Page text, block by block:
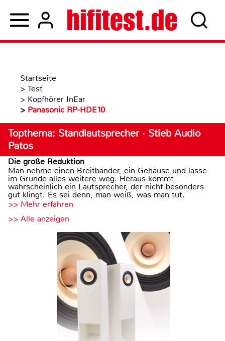
Startseite
> Test
> Kopfhörer InEar
> Panasonic RP-HDE10
Topthema: Standlautsprecher · Stieb Audio
Patos
Die große Reduktion
Man nehme einen Breitbänder, ein Gehäuse und lasse
im Grunde alles weitere weg. Heraus kommt
wahrscheinlich ein Lautsprecher, der nicht besonders
gut klingt. Es sei denn, man weiß, was man tut.
>> Mehr erfahren
>> Alle anzeigen